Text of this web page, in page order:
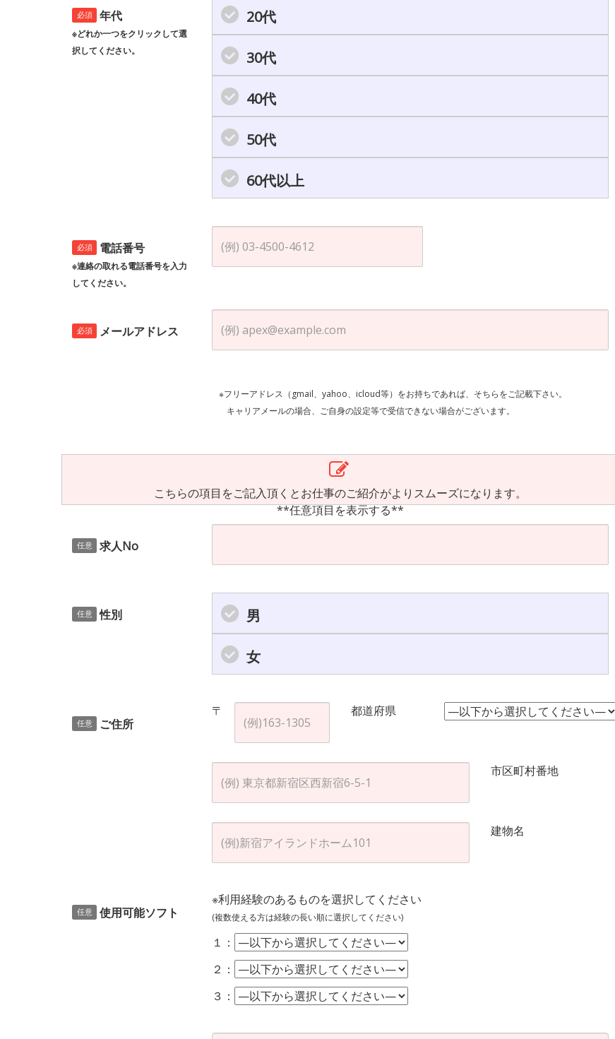
必須 年代
※どれか一つをクリックして選
択してください。
20代
30代
40代
50代
60代以上
必須 電話番号
※連絡の取れる電話番号を入力
してください。
必須 メールアドレス
※フリーアドレス（gmail、yahoo、icloud等）をお持ちであれば、そちらをご記載下さい。
キャリアメールの場合、ご自身の設定等で受信できない場合がございます。
こちらの項目をご記入頂くとお仕事のご紹介がよりスムーズになります。
**任意項目を表示する**
任意 求人No
任意 性別 男
女
任意 ご住所
〒 都道府県
市区町村番地
建物名
任意 使用可能ソフト
※利用経験のあるものを選択してください
(複数使える方は経験の長い順に選択してください)
１：
２：
３：